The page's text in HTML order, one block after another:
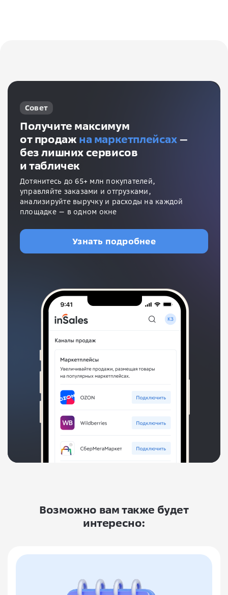
Совет
Получите максимум
от продаж на маркетплейсах—
без лишних сервисов
и табличек
Дотянитесь до 65+ млн покупателей,
управляйте заказами и отгрузками,
анализируйте выручку и расходы на каждой
площадке — в одном окне
Узнать подробнее
Возможно вам также будет
интересно: